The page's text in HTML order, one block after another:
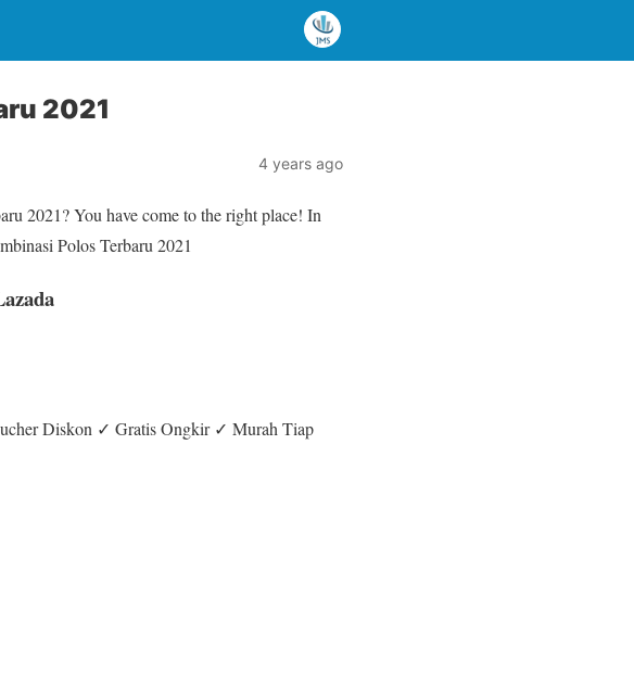
2021
4 years ago
2021? You have come to the right place! In
Polos Terbaru 2021
Diskon ✓ Gratis Ongkir ✓ Murah Tiap